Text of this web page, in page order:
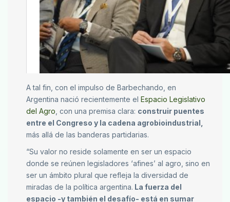
A tal fin, con el impulso de Barbechando, en
Argentina nació recientemente el Espacio Legislativo
del Agro , con una premisa clara: construir puentes
entre el Congreso y la cadena agrobioindustrial,
más allá de las banderas partidarias.
“Su valor no reside solamente en ser un espacio
donde se reúnen legisladores ‘afines’ al agro, sino en
ser un ámbito plural que refleja la diversidad de
miradas de la política argentina. La fuerza del
espacio -y también el desafío- está en sumar